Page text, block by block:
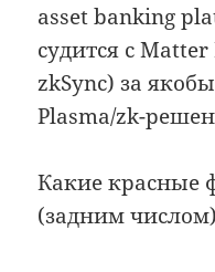
asset banking
судится с
zkSync) за
Plasma/zk-
Какие красные
(задним